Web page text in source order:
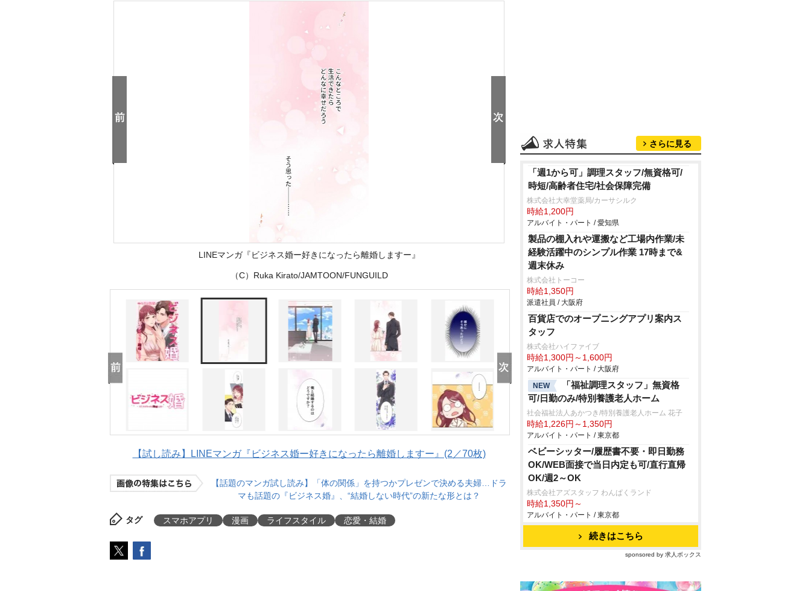
LINEマンガ『ビジネス婚ー好きになったら離婚しますー』
（C）Ruka Kirato/JAMTOON/FUNGUILD
【試し読み】LINEマンガ『ビジネス婚ー好きになったら離婚しますー』(2／70枚)
【話題のマンガ試し読み】「体の関係」を持つかプレゼンで決める夫婦…ドラ
マも話題の『ビジネス婚』、“結婚しない時代”の新たな形とは？
タグ スマホアプリ 漫画 ライフスタイル 恋愛・結婚
さらに見る
「週1から可」調理スタッフ/無資格可/
時短/高齢者住宅/社会保障完備
株式会社大幸堂薬局/カーサシルク
時給1,200円
アルバイト・パート / 愛知県
製品の棚入れや運搬など工場内作業/未
経験活躍中のシンプル作業 17時まで&
週末休み
株式会社トーコー
時給1,350円
派遣社員 / 大阪府
百貨店でのオープニングアプリ案内ス
タッフ
株式会社ハイファイブ
時給1,300円～1,600円
アルバイト・パート / 大阪府
NEW
「福祉調理スタッフ」無資格
可/日勤のみ/特別養護老人ホーム
社会福祉法人あかつき/特別養護老人ホーム 花子
時給1,226円～1,350円
アルバイト・パート / 東京都
ベビーシッター/履歴書不要・即日勤務
OK/WEB面接で当日内定も可/直行直帰
OK/週2～OK
株式会社アズスタッフ わんぱくランド
時給1,350円～
アルバイト・パート / 東京都
続きはこちら
sponsored by 求人ボックス